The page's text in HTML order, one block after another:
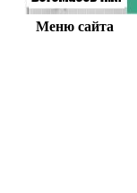
Меню сайта